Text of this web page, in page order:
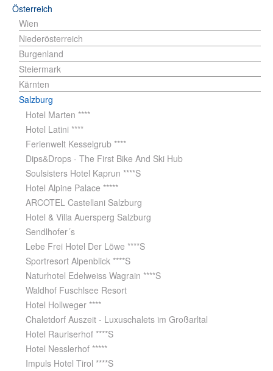
Österreich
Wien
Niederösterreich
Burgenland
Steiermark
Kärnten
Salzburg
Hotel Marten ****
Hotel Latini ****
Ferienwelt Kesselgrub ****
Dips&Drops - The First Bike And Ski Hub
Soulsisters Hotel Kaprun ****S
Hotel Alpine Palace *****
ARCOTEL Castellani Salzburg
Hotel & Villa Auersperg Salzburg
Sendlhofer´s
Lebe Frei Hotel Der Löwe ****S
Sportresort Alpenblick ****S
Naturhotel Edelweiss Wagrain ****S
Waldhof Fuschlsee Resort
Hotel Hollweger ****
Chaletdorf Auszeit - Luxuschalets im Großarltal
Hotel Rauriserhof ****S
Hotel Nesslerhof *****
Impuls Hotel Tirol ****S